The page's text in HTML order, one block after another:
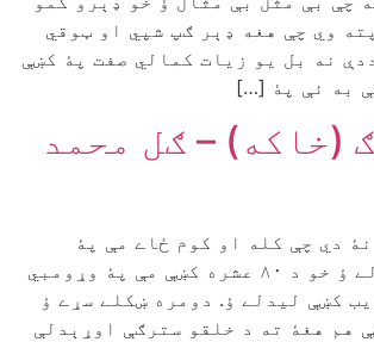
وي چې هغه ډېر ګپ شپي او ټوقي
نه بل يو زيات کمالي صفت پۀ کښې
به ئې پۀ […]
(خاکه) – ګل محمد
دي چې کله او کوم ځاے مې پۀ
وړومبي ځل ليدلے ؤ خو د ٨٠ عشره کښې مې پۀ وړومبي
کښې ليدلے ؤ. دومره ښکلے سړے ؤ
هم هغۀ ته د خلقو سترګې اوړېدلې